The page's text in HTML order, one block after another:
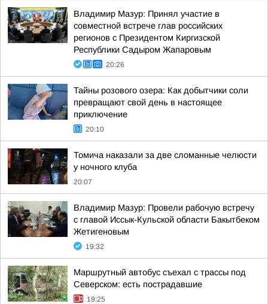
Владимир Мазур: Принял участие в
совместной встрече глав российских
регионов с Президентом Киргизской
Республики Садыром Жапаровым
20:26
Тайны розового озера: Как добытчики соли
превращают свой день в настоящее
приключение
20:10
Томича наказали за две сломанные челюсти
у ночного клуба
20:07
Владимир Мазур: Провели рабочую встречу
с главой Иссык-Кульской области Бакытбеком
Жетигеновым
19:32
Маршрутный автобус съехал с трассы под
Северском: есть пострадавшие
19:25